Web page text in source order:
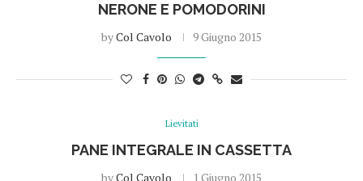
NERONE E POMODORINI
byCol Cavolo 9 Giugno 2015
Lievitati
PANE INTEGRALE IN CASSETTA
byCol Cavolo 1 Giugno 2015